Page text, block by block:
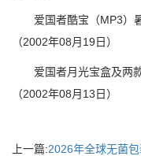
爱国者酷宝（MP3）暑
（2002年08月19日）
爱国者月光宝盒及两款
（2002年08月13日）
上一篇:2026年全球无菌